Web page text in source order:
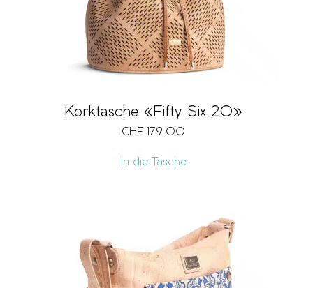
Korktasche «Fifty Six 20»
CHF 179.00
In die Tasche